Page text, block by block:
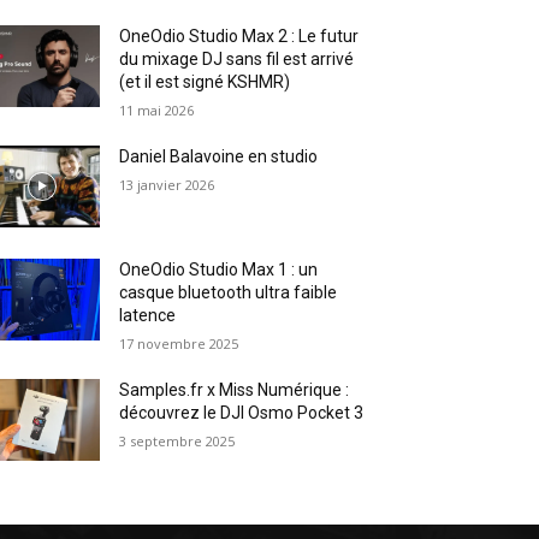
OneOdio Studio Max 2 : Le futur
du mixage DJ sans fil est arrivé
(et il est signé KSHMR)
11 mai 2026
Daniel Balavoine en studio
13 janvier 2026
OneOdio Studio Max 1 : un
casque bluetooth ultra faible
latence
17 novembre 2025
Samples.fr x Miss Numérique :
découvrez le DJI Osmo Pocket 3
3 septembre 2025